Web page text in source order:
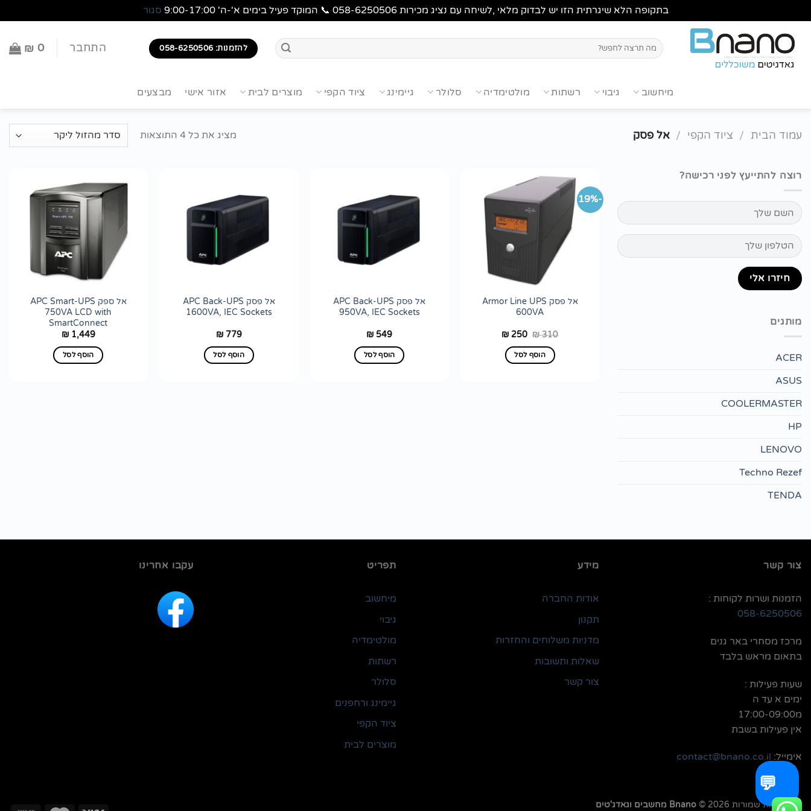
בתקופה הלא שיגרתית הזו יש לבדוק מלאי ,לשיחה עם נציג מכירות 058-6250506 📞 המוקד פעיל בימים א'-ה' 9:00-17:00
סגור
content
חיפוש
עבור:
להזמנות: 058-6250506 התחבר ₪ 0
מיחשוב גיבוי רשתות מולטימדיה סלולר גיימינג ציוד הקפי מוצרים לבית אזור אישי מבצעים
עמוד הבית / ציוד הקפי / אל פסק מציג את כל 4 התוצאות
רוצה להתייעץ לפני רכישה?
מותגים
ACER
ASUS
COOLERMASTER
HP
LENOVO
Techno Rezef
TENDA
-19%
לרשימת
wishlist
אל פסק Armor Line UPS
600VA
₪310
המחיר
היה:
₪ 310.
₪ 250
המחיר
הוסף לסל
אל פסק APC Back-UPS
950VA, IEC Sockets
₪ 549
הוסף לסל
אל פסק APC Back-UPS
1600VA, IEC Sockets
₪779
הוסף לסל
אל ספק APC Smart-UPS
750VA LCD with
SmartConnect
₪1,449
הוסף לסל
צור קשר
הזמנות ושרות לקוחות :
058-6250506
מרכז מסחרי באר גנים
בתאום מראש בלבד
שעות פעילות :
ימים א עד ה
מ17:00-09:00
אין פעילות בשבת
אימייל: contact@bnano.co.il
מידע
אודות החברה
תקנון
מדניות משלוחים והחזרות
שאלות ותשובות
צור קשר
תפריט
מיחשוב
גיבוי
מולטימדיה
רשתות
סלולר
גיימינג ורחפנים
ציוד הקפי
מוצרים לבית
עקבו אחרינו
כל הזכויות שמורות 2026 © Bnano מחשבים וגאדג'טים
💬